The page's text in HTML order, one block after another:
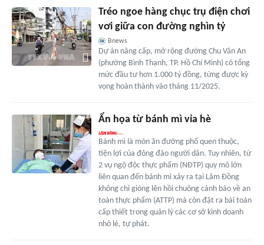
Tréo ngoe hàng chục trụ điện chơi
vơi giữa con đường nghìn tỷ
Bnews
Dự án nâng cấp, mở rộng đường Chu Văn An
(phường Bình Thạnh, TP. Hồ Chí Minh) có tổng
mức đầu tư hơn 1.000 tỷ đồng, từng được kỳ
vọng hoàn thành vào tháng 11/2025.
Ẩn họa từ bánh mì vỉa hè
Bánh mì là món ăn đường phố quen thuộc,
tiện lợi của đông đảo người dân. Tuy nhiên, từ
2 vụ ngộ độc thực phẩm (NĐTP) quy mô lớn
liên quan đến bánh mì xảy ra tại Lâm Đồng
không chỉ gióng lên hồi chuông cảnh báo về an
toàn thực phẩm (ATTP) mà còn đặt ra bài toán
cấp thiết trong quản lý các cơ sở kinh doanh
nhỏ lẻ, tự phát.